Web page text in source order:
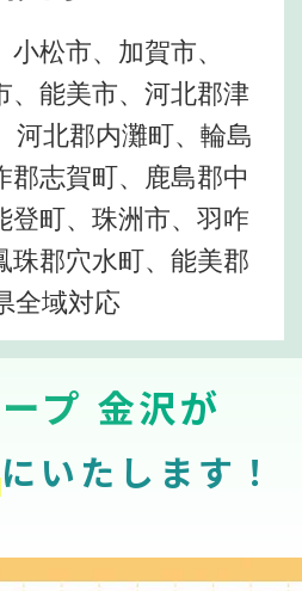
松市、加賀市、
、能美市、河北郡津
河北郡内灘町、輪島
郡志賀町、鹿島郡中
登町、珠洲市、羽咋
珠郡穴水町、能美郡
全域対応
プ 金沢が
にいたします！